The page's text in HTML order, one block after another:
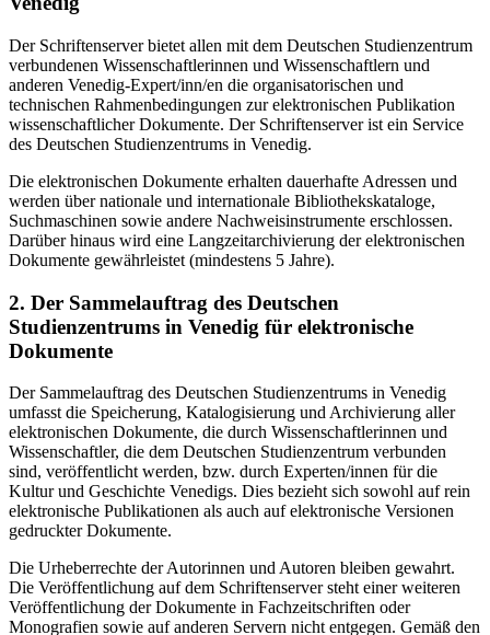
Der Schriftenserver bietet allen mit dem Deutschen Studienzentrum
verbundenen Wissenschaftlerinnen und Wissenschaftlern und
anderen Venedig-Expert/inn/en die organisatorischen und
technischen Rahmenbedingungen zur elektronischen Publikation
wissenschaftlicher Dokumente. Der Schriftenserver ist ein Service
des Deutschen Studienzentrums in Venedig.
Die elektronischen Dokumente erhalten dauerhafte Adressen und
werden über nationale und internationale Bibliothekskataloge,
Suchmaschinen sowie andere Nachweisinstrumente erschlossen.
Darüber hinaus wird eine Langzeitarchivierung der elektronischen
Dokumente gewährleistet (mindestens 5 Jahre).
2. Der Sammelauftrag des Deutschen
Studienzentrums in Venedig für elektronische
Dokumente
Der Sammelauftrag des Deutschen Studienzentrums in Venedig
umfasst die Speicherung, Katalogisierung und Archivierung aller
elektronischen Dokumente, die durch Wissenschaftlerinnen und
Wissenschaftler, die dem Deutschen Studienzentrum verbunden
sind, veröffentlicht werden, bzw. durch Experten/innen für die
Kultur und Geschichte Venedigs. Dies bezieht sich sowohl auf rein
elektronische Publikationen als auch auf elektronische Versionen
gedruckter Dokumente.
Die Urheberrechte der Autorinnen und Autoren bleiben gewahrt.
Die Veröffentlichung auf dem Schriftenserver steht einer weiteren
Veröffentlichung der Dokumente in Fachzeitschriften oder
Monografien sowie auf anderen Servern nicht entgegen. Gemäß den